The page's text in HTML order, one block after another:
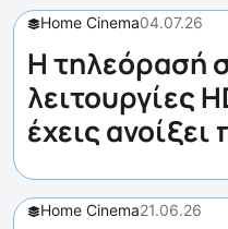
Home Cinema04.07.26
Η τηλεόρασή
λειτουργίες
έχεις ανοίξει
Home Cinema21.06.26